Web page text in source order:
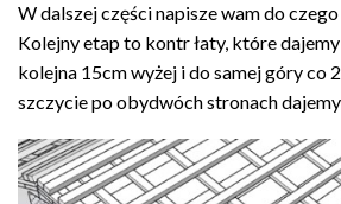
W dalszej części napisze wam do
Kolejny etap to kontr łaty, które
kolejna 15cm wyżej i do samej góry co
szczycie po obydwóch stronach